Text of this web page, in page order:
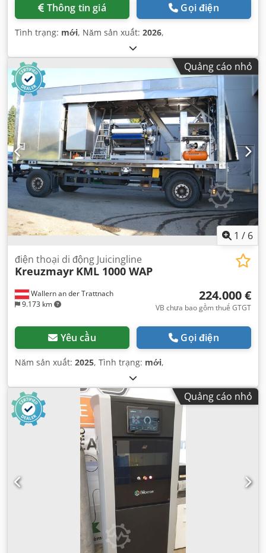
Thông tin giá Gọi điện
Tình trạng: mới, Năm sản xuất: 2026,
Quảng cáo nhỏ
1 / 6
Wallern an der Trattnach
9.173 km
điện thoại di động Juicingline
Kreuzmayr KML 1000 WAP
224.000 €
VB chưa bao gồm thuế GTGT
Yêu cầu Gọi điện
Năm sản xuất: 2025, Tình trạng: mới,
Quảng cáo nhỏ